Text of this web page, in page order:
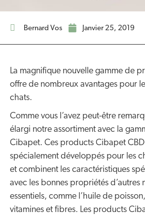
Bernard Vos janvier 25, 2019
La magnifique nouvelle gamme de
offre de nombreux avantages pour
chats.
Comme vous l’avez peut-être
élargi notre assortiment avec la
Cibapet. Ces products Cibapet
spécialement développés pour les
et combinent les caractéristiques
avec les bonnes propriétés d’autres
essentiels, comme l’huile de
vitamines et fibres. Les products